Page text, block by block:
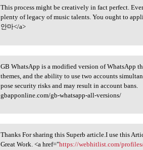
This process might be
This process might be creatively in fact perfect.
plenty of legacy of music talents. You ought to
안마</a>
GB WhatsApp is a modified
GB WhatsApp is a modified version of WhatsApp
themes, and the ability to use two accounts
pose security risks and may result in account bans.
gbapponline.com/gb-whatsapp-all-versions/
Thanks For sharing this
Thanks For sharing this Superb article.I use this
Great Work. <a href="https://webhitlist.com/